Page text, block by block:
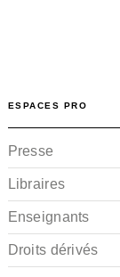
ESPACES PRO
Presse
Libraires
Enseignants
Droits dérivés